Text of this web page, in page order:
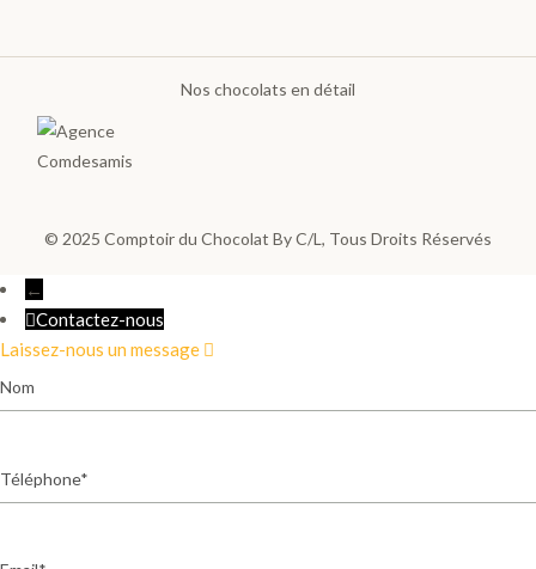
X
Nos chocolats en détail
© 2025 Comptoir du Chocolat By C/L, Tous Droits Réservés
←
Contactez-nous
Laissez-nous un message
Nom
Téléphone
Email